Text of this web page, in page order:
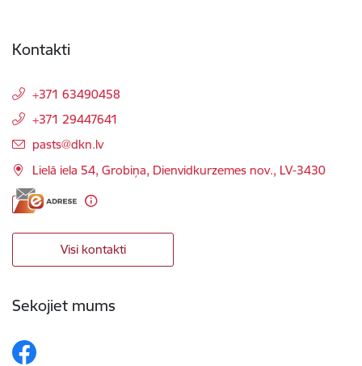
Kontakti
+371 63490458
+371 29447641
E-pasts:
pasts@dkn.lv
Lielā iela 54, Grobiņa, Dienvidkurzemes nov., LV-3430
Visi kontakti
Sekojiet mums